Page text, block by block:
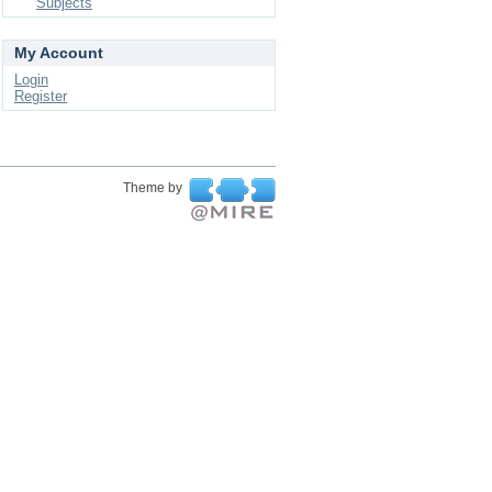
My Account
Login
Register
Theme by